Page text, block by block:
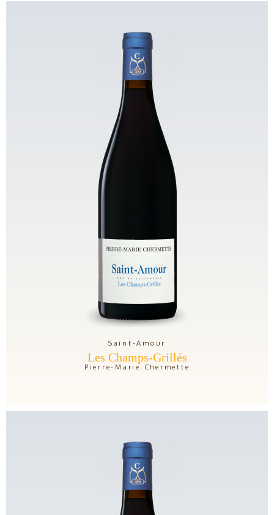
Saint-Amour
Les Champs-Grillés
Pierre-Marie Chermette